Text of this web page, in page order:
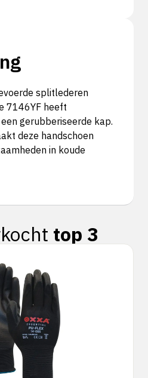
splitlederen
7146YF heeft
gerubberiseerde kap.
deze handschoen
in koude
top 3